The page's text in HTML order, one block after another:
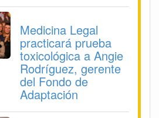
Medicina Legal
practicará prueba
toxicológica a Angie
Rodríguez, gerente
del Fondo de
Adaptación